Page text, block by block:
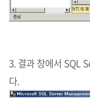
3. 결과 창에서 SQL
다.